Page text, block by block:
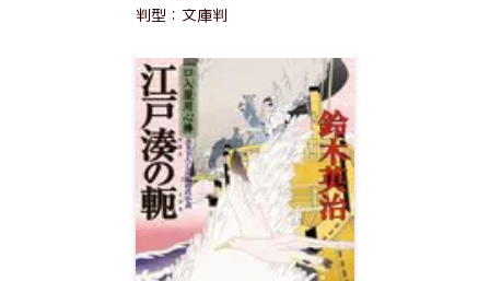
判型：文庫判